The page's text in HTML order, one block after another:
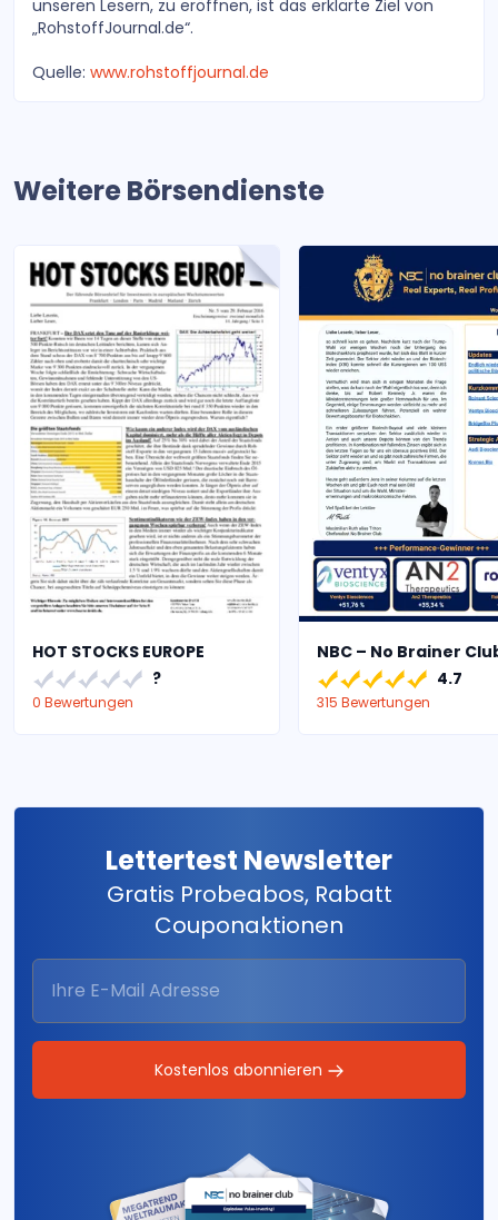
unseren Lesern, zu eröffnen, ist das erklärte Ziel von
„RohstoffJournal.de“.
Quelle: www.rohstoffjournal.de
Weitere Börsendienste
HOT STOCKS EUROPE
?
0 Bewertungen
NBC – No Brainer
4.7
315 Bewertungen
Lettertest Newsletter
Gratis Probeabos, Rabatt
Couponaktionen
Kostenlos abonnieren